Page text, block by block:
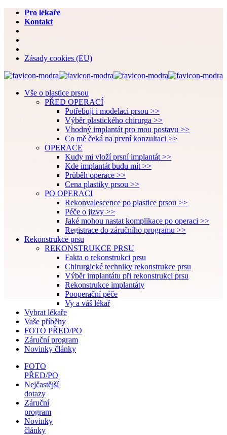
Pro lékaře
Kontakt
Zásady cookies (EU)
Vše o plastice prsou
PŘED OPERACÍ
Potřebuji i modelaci prsou >>
Výběr plastického chirurga >>
Vhodný implantát pro mou postavu >>
Co mě čeká na první konzultaci >>
OPERACE
Kudy mi vloží prsní implantát >>
Kde implantát budu mít >>
Průběh operace >>
Cena plastiky prsou >>
PO OPERACI
Rekonvalescence po plastice prsou >>
Péče o jizvy >>
Jaké mohou nastat komplikace po operaci >>
Registrace do záručního programu >>
Rekonstrukce prsu
REKONSTRUKCE PRSU
Fakta o rekonstrukci prsu
Chirurgické techniky rekonstrukce prsu
Výběr implantátu při rekonstrukci prsu
Rekonstrukce implantáty
Pooperační péče
Vy a váš lékař
Vybrat lékaře
Vaše příběhy
FOTO PŘED/PO
Záruční program
Novinky články
FOTO
PŘED/PO
Nejčastější
dotazy
Záruční
program
Novinky
články